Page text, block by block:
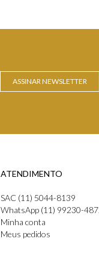
ASSINAR NEWSLETTER
ATENDIMENTO
SAC (11) 5044-8139
WhatsApp (11) 99230-
Minha conta
Meus pedidos